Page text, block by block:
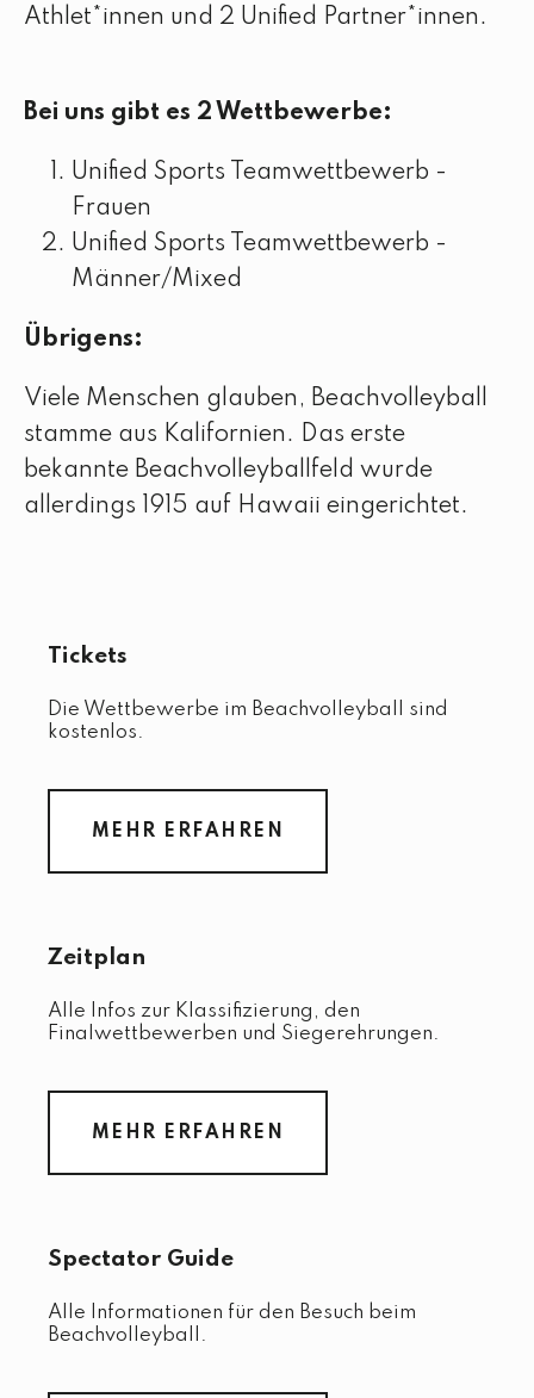
Athlet*innen und 2 Unified Partner*innen.
Bei uns gibt es 2 Wettbewerbe:
Unified Sports Teamwettbewerb -
Frauen
Unified Sports Teamwettbewerb -
Männer/Mixed
Übrigens:
Viele Menschen glauben, Beachvolleyball
stamme aus Kalifornien. Das erste
bekannte Beachvolleyballfeld wurde
allerdings 1915 auf Hawaii eingerichtet.
Tickets
Die Wettbewerbe im Beachvolleyball sind
kostenlos.
MEHR ERFAHREN
Zeitplan
Alle Infos zur Klassifizierung, den
Finalwettbewerben und Siegerehrungen.
MEHR ERFAHREN
Spectator Guide
Alle Informationen für den Besuch beim
Beachvolleyball.